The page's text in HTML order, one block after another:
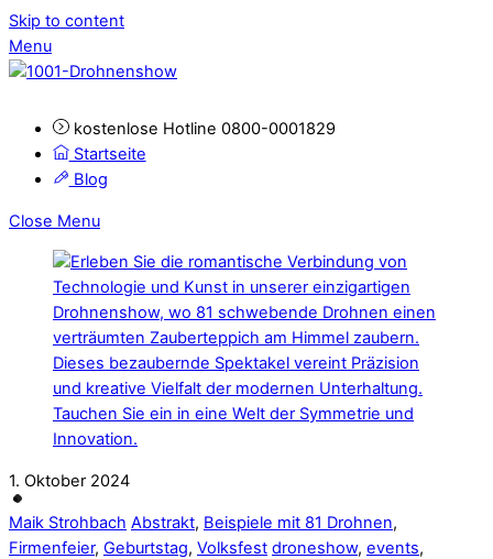
Skip to content
Menu
kostenlose Hotline 0800-0001829
Startseite
Blog
Close Menu
1. Oktober 2024
Maik Strohbach Abstrakt, Beispiele mit 81 Drohnen,
Firmenfeier, Geburtstag, Volksfest droneshow, events,